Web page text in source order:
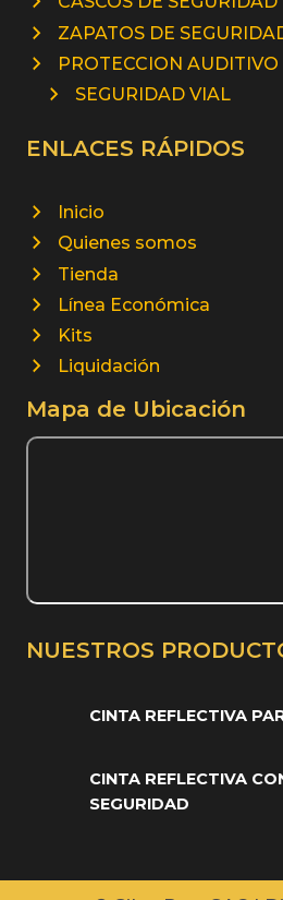
ZAPATOS DE
PROTECCION AUDITIVO
SEGURIDAD VIAL
ENLACES RÁPIDOS
Inicio
Quienes somos
Tienda
Línea Económica
Kits
Liquidación
Mapa de Ubicación
NUESTROS
CINTA REFLECTIVA
CINTA REFLECTIVA
SEGURIDAD